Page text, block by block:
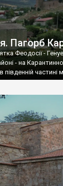
Пагорб
Феодосії -
- на
південній частині